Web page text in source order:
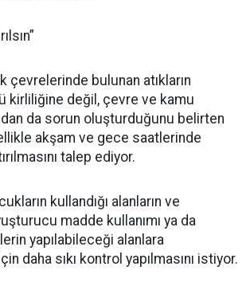
çevrelerinde bulunan atıkların
kirliliğine değil, çevre ve kamu
da sorun oluşturduğunu belirten
akşam ve gece saatlerinde
talep ediyor.
kullandığı alanların ve
madde kullanımı ya da
yapılabileceği alanlara
daha sıkı kontrol yapılmasını istiyor.